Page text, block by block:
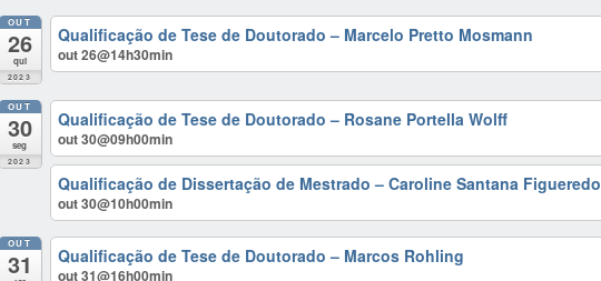
OUT
26
qui
2023
Qualificação de Tese de Doutorado – Marcelo Pretto Mosmann
out 26@14h30min
OUT
30
seg
2023
Qualificação de Tese de Doutorado – Rosane Portella Wolff
out 30@09h00min
Qualificação de Dissertação de Mestrado – Caroline Santana Figueredo
out 30@10h00min
OUT
31 Qualificação de Tese de Doutorado – Marcos Rohling
out 31@16h00min